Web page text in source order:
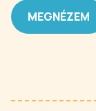
MEGNÉZEM